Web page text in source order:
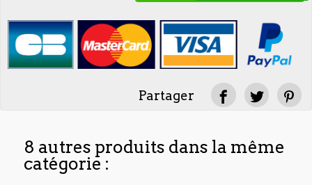
Partager
8 autres produits dans la même
catégorie :